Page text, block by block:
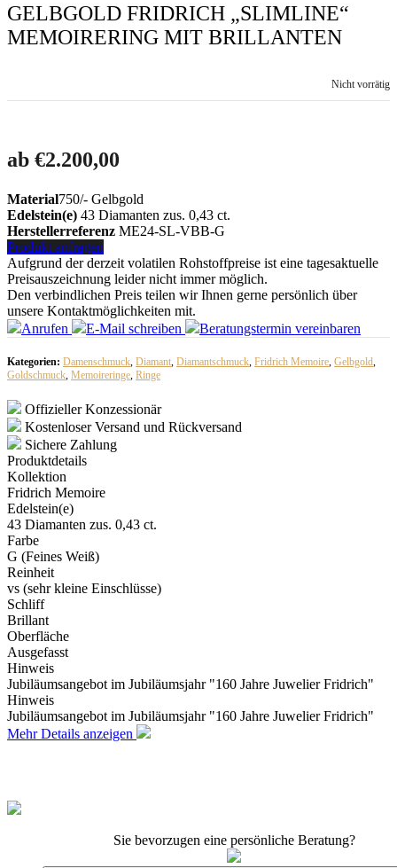
GELBGOLD FRIDRICH „SLIMLINE“
MEMOIRERING MIT BRILLANTEN
Nicht vorrätig
ab €2.200,00
Material750/- Gelbgold
Edelstein(e) 43 Diamanten zus. 0,43 ct.
Herstellerreferenz ME24-SL-VBB-G
Produkt anfragen
Aufgrund der derzeit volatilen Rohstoffpreise ist eine tagesaktuelle
Preisauszeichnung leider nicht immer möglich.
Den verbindlichen Preis teilen wir Ihnen gerne persönlich über
unsere Kontaktmöglichkeiten mit.
Anrufen
E-Mail schreiben Beratungstermin vereinbaren
Kategorien: Damenschmuck, Diamant, Diamantschmuck, Fridrich Memoire, Gelbgold,
Goldschmuck, Memoireringe, Ringe
Offizieller Konzessionär
Kostenloser Versand und Rückversand
Sichere Zahlung
Produktdetails
Kollektion
Fridrich Memoire
Edelstein(e)
43 Diamanten zus. 0,43 ct.
Farbe
G (Feines Weiß)
Reinheit
vs (sehr kleine Einschlüsse)
Schliff
Brillant
Oberfläche
Ausgefasst
Hinweis
Jubiläumsangebot im Jubiläumsjahr "160 Jahre Juwelier Fridrich"
Hinweis
Jubiläumsangebot im Jubiläumsjahr "160 Jahre Juwelier Fridrich"
Mehr Details anzeigen
Sie bevorzugen eine persönliche Beratung?